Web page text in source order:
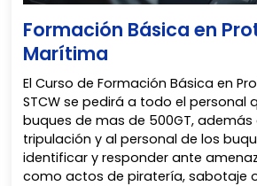
Formación Básica en
Marítima
El Curso de Formación Básica en
STCW se pedirá a todo el personal
buques de mas de 500GT,
tripulación y al personal de los
identificar y responder ante
como actos de piratería, sabotaje